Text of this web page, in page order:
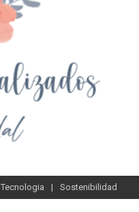
Tecnologia Sostenibilidad